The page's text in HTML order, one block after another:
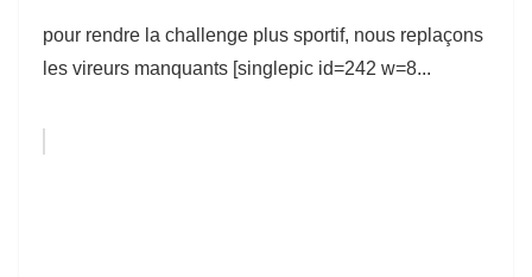
pour rendre la challenge plus sportif, nous replaçons
les vireurs manquants [singlepic id=242 w=8...